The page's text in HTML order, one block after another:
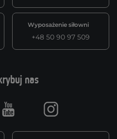
Wyposażenie siłowni
+48 50 90 97 509
nas
Youtube Instagram